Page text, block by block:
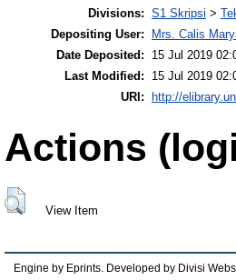
Divisions: S1 Skripsi >
Depositing User:
Mrs. Calis
Date Deposited:
15 Jul 2019
Last Modified:
15 Jul 2019
URI:
http://
Actions
View Item
Engine by Eprints. Developed by Divisi